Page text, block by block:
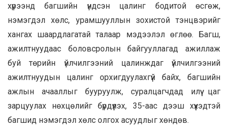
хүрээнд багшийн үндсэн цалинг бодитой өсгөж,
нэмэгдэл хөлс, урамшууллын зохистой тэнцвэрийг
хангах шаардлагатай талаар мэдээлэл өглөө. Багш,
ажилтнуудаас боловсролын байгууллагад ажиллаж
буй төрийн үйлчилгээний цалинждаг үйлчилгээний
ажилтнуудын цалинг орхигдуулахгүй байх, багшийн
ажлын ачааллыг бууруулж, суралцагчдад илүү цаг
зарцуулах нөхцөлийг бүрдүүлэх, 35-аас дээш хүүхэдтэй
багшид нэмэгдэл хөлс олгох асуудлыг хөндөв.